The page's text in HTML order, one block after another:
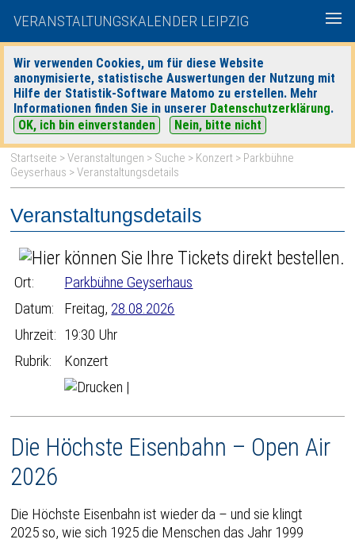
VERANSTALTUNGSKALENDER LEIPZIG
Wir verwenden Cookies, um für diese Website
anonymisierte, statistische Auswertungen der Nutzung mit
Hilfe der Statistik-Software Matomo zu erstellen. Mehr
Informationen finden Sie in unserer Datenschutzerklärung.
OK, ich bin einverstanden
Nein, bitte nicht
heute|morgen| Detaillierte Suche
Startseite >Veranstaltungen > Suche > Konzert > Parkbühne
Geyserhaus > Veranstaltungsdetails
Veranstaltungsdetails
Ort:
Parkbühne Geyserhaus
Datum:
Freitag, 28.08.2026
Uhrzeit: 19:30 Uhr
Rubrik:
Konzert
|
Die Höchste Eisenbahn – Open Air
2026
Die Höchste Eisenbahn ist wieder da – und sie klingt
2025 so, wie sich 1925 die Menschen das Jahr 1999